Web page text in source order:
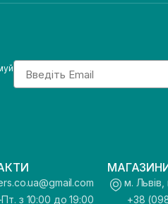
Email
з 10:00 до 19:00
м.
+38